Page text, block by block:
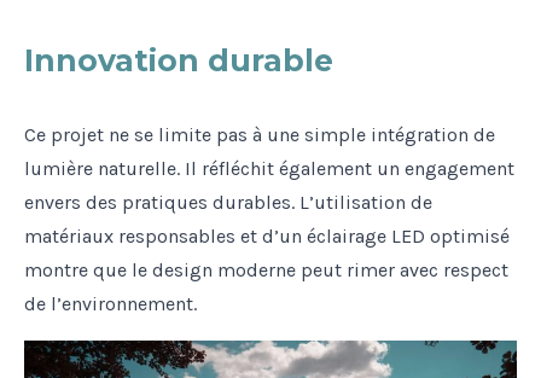
Innovation durable
Ce projet ne se limite pas à une simple intégration de
lumière naturelle. Il réfléchit également un engagement
envers des pratiques durables. L’utilisation de
matériaux responsables et d’un éclairage LED optimisé
montre que le design moderne peut rimer avec respect
de l’environnement.